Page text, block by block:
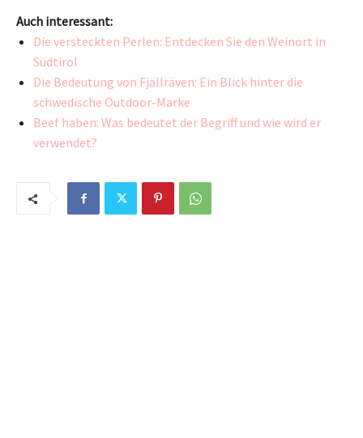
Auch interessant:
Die versteckten Perlen: Entdecken Sie den Weinort in
Südtirol
Die Bedeutung von Fjällräven: Ein Blick hinter die
schwedische Outdoor-Marke
Beef haben: Was bedeutet der Begriff und wie wird er
verwendet?